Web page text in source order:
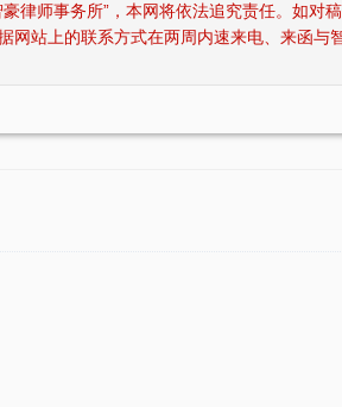
豪律师事务所”，本网将依法追究责任。如
网站上的联系方式在两周内速来电、来函与
县长（正厅级）受贿1000余
金额有异议，部分金额不应计
干部受贿2000余万元 智豪律
被告认罪态度好，有坦白情
犯…
四川“黑
2014年
李某受
辩护意
排除，